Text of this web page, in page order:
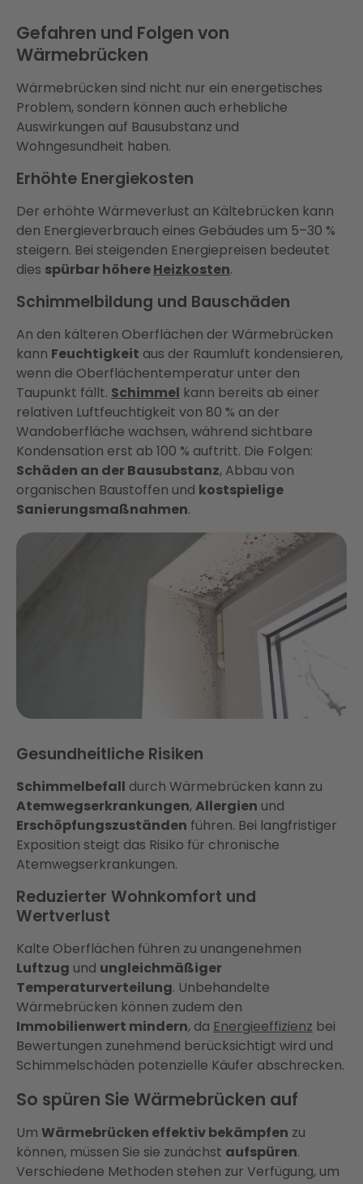
Gefahren und Folgen von
Wärmebrücken
Wärmebrücken sind nicht nur ein energetisches
Problem, sondern können auch erhebliche
Auswirkungen auf Bausubstanz und
Wohngesundheit haben.
Erhöhte Energiekosten
Der erhöhte Wärmeverlust an Kältebrücken kann
den Energieverbrauch eines Gebäudes um 5–30 %
steigern. Bei steigenden Energiepreisen bedeutet
dies spürbar höhereHeizkosten.
Schimmelbildung und Bauschäden
An den kälteren Oberflächen der Wärmebrücken
kann Feuchtigkeit aus der Raumluft kondensieren,
wenn die Oberflächentemperatur unter den
Taupunkt fällt. Schimmel kann bereits ab einer
relativen Luftfeuchtigkeit von 80 % an der
Wandoberfläche wachsen, während sichtbare
Kondensation erst ab 100 % auftritt. Die Folgen:
Schäden an der Bausubstanz, Abbau von
organischen Baustoffen und kostspielige
Sanierungsmaßnahmen.
Gesundheitliche Risiken
Schimmelbefall durch Wärmebrücken kann zu
Atemwegserkrankungen, Allergien und
Erschöpfungszuständen führen. Bei langfristiger
Exposition steigt das Risiko für chronische
Atemwegserkrankungen.
Reduzierter Wohnkomfort und
Wertverlust
Kalte Oberflächen führen zu unangenehmen
Luftzug und ungleichmäßiger
Temperaturverteilung. Unbehandelte
Wärmebrücken können zudem den
Immobilienwert mindern, da Energieeffizienz bei
Bewertungen zunehmend berücksichtigt wird und
Schimmelschäden potenzielle Käufer abschrecken.
So spüren Sie Wärmebrücken auf
Um Wärmebrücken effektiv bekämpfen zu
können, müssen Sie sie zunächst aufspüren.
Verschiedene Methoden stehen zur Verfügung, um